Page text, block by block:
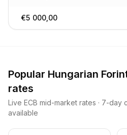
€5 000,00
Popular Hungarian
rates
Live ECB mid-market rates · 7-day
available